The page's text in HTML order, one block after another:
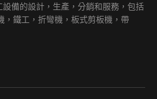
備的設計，生產，分銷和服務，包括
，鐵工，折彎機，板式剪板機，帶